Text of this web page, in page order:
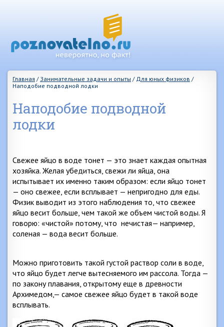
Главная / Занимательные задачи и опыты / Для юных физиков /
Наподобие подводной лодки
Наподобие подводной
лодки
Свежее яйцо в воде тонет — это знает каждая опытная
хозяйка. Желая убедиться, свежи ли яйца, она
испытывает их именно таким образом: если яйцо тонет
— оно свежее, если всплывает — непригодно для еды.
Физик выводит из этого наблюдения то, что свежее
яйцо весит больше, чем такой же объем чистой воды. Я
говорю: «чистой» потому, что нечистая— например,
соленая — вода весит больше.
Можно приготовить такой густой раствор соли в воде,
что яйцо будет легче вытесняемого им рассола. Тогда —
по закону плавания, открытому еще в древности
Архимедом,— самое свежее яйцо будет в такой воде
всплывать.